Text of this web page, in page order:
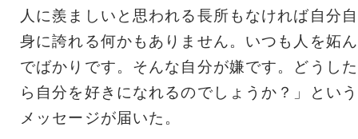
人に羨ましいと思われる長所もなければ自分自
身に誇れる何かもありません。いつも人を妬ん
でばかりです。そんな自分が嫌です。どうした
ら自分を好きになれるのでしょうか？」という
メッセージが届いた。